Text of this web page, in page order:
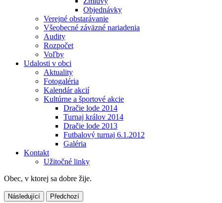
Objednávky
Verejné obstarávanie
Všeobecné záväzné nariadenia
Audity
Rozpočet
Voľby
Udalosti v obci
Aktuality
Fotogaléria
Kalendár akcií
Kultúrne a športové akcie
Dračie lode 2014
Turnaj králov 2014
Dračie lode 2013
Futbalový turnaj 6.1.2012
Galéria
Kontakt
Užitočné linky
Obec, v ktorej sa dobre žije.
Následující Předchozí